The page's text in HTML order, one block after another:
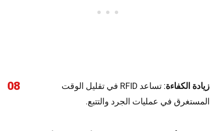
08 زيادة الكفاءة
: تساعد RFID في تقليل الوقت
المستغرق في عمليات الجرد والتتبع.